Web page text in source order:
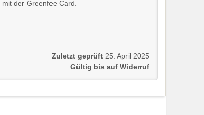
der Greenfee Card.
Zuletzt geprüft 25. April 2025
Gültig bis auf Widerruf